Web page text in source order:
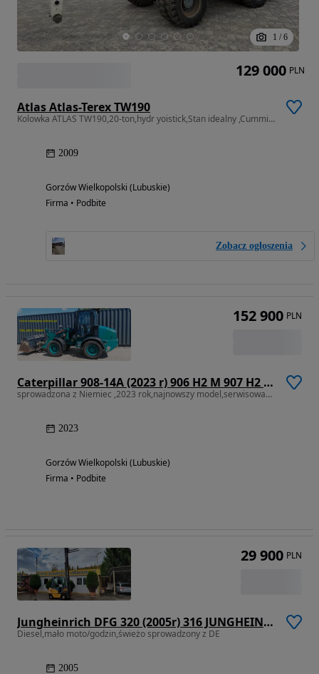
1 / 6
Atlas Atlas-Terex TW190
Kolowka ATLAS TW190,20-ton,hydr yoistick,Stan idealny ,Cummins
2009
Gorzów Wielkopolski (Lubuskie)
Firma • Podbite
Zobacz ogłoszenia
129 000 PLN
Caterpillar 908-14A (2023 r) 906 H2 M 907 H2 M 908 H2 M
sprowadzona z Niemiec ,2023 rok,najnowszy model,serwisowana w CAT
2023
Gorzów Wielkopolski (Lubuskie)
Firma • Podbite
152 900 PLN
Jungheinrich DFG 320 (2005r) 316 JUNGHEINRICH 215
Diesel,mało moto/godzin,świeżo sprowadzony z DE
2005
29 900 PLN